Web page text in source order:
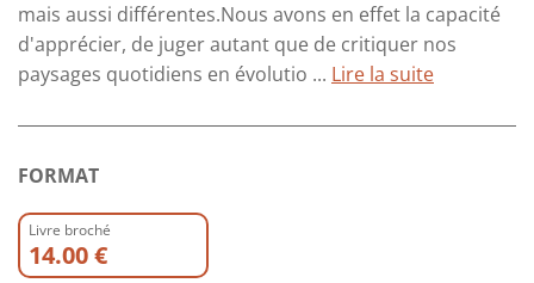
mais aussi différentes.Nous avons en effet la capacité
d'apprécier, de juger autant que de critiquer nos
paysages quotidiens en évolutio ... Lire la suite
FORMAT
Livre broché
14.00 €